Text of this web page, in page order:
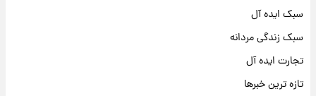
سبک ایده آل
سبک زندگی مردانه
تجارت ایده آل
تازه ترین خبرها